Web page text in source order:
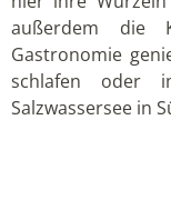
außerdem die
Gastronomie
schlafen oder
Salzwassersee in